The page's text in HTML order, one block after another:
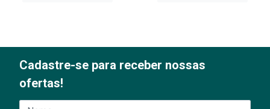
Cadastre-se para receber nossas
ofertas!